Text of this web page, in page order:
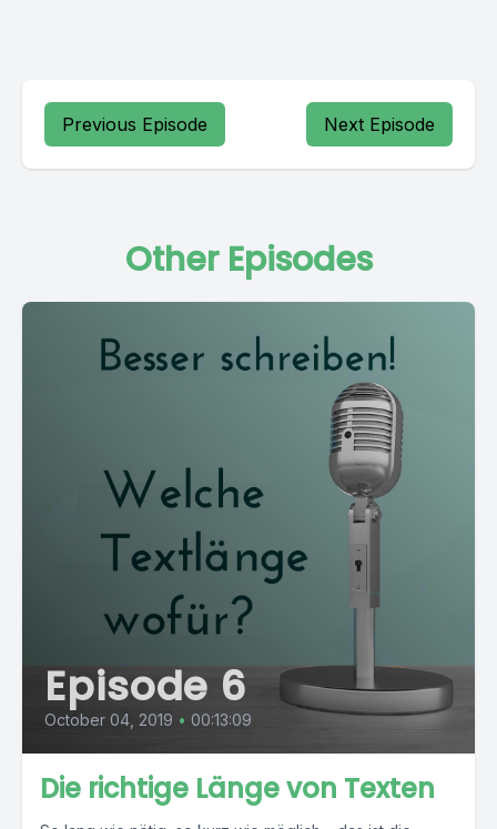
Previous Episode Next Episode
Other Episodes
Episode 6
October 04, 2019 • 00:13:09
Die richtige Länge von Texten